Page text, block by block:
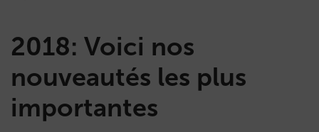
2018: Voici nos
nouveautés les plus
importantes